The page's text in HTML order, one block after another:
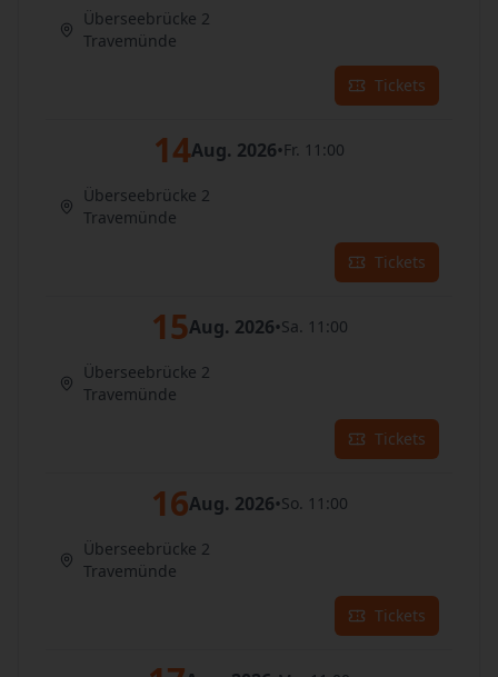
Überseebrücke 2
Travemünde
Tickets
14Aug. 2026•Fr. 11:00
Überseebrücke 2
Travemünde
Tickets
15Aug. 2026•Sa. 11:00
Überseebrücke 2
Travemünde
Tickets
16Aug. 2026•So. 11:00
Überseebrücke 2
Travemünde
Tickets